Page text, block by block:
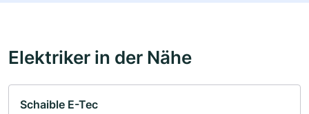
Elektriker in der Nähe
Schaible E-Tec